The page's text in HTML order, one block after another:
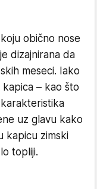
obično nose
dizajnirana da
meseci. Iako
– kao što
uz glavu kako
kapicu zimski
topliji.